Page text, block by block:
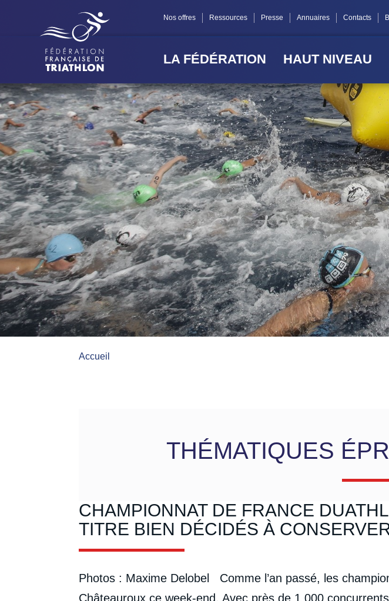
Nos offres Ressources Presse Annuaires Contacts
LA FÉDÉRATION HAUT NIVEAU
Accueil
THÉMATIQUES
CHAMPIONNAT DE FRANCE
TITRE BIEN DÉCIDÉS À
Photos : Maxime Delobel Comme l’an passé, les
Châteauroux ce week-end. Avec près de 1 000
Panneau de gestion des cookies